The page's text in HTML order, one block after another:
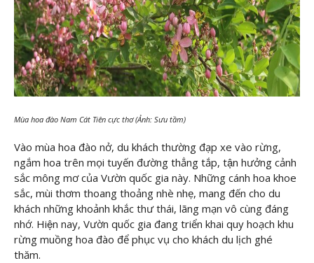
Mùa hoa đào Nam Cát Tiên cực thơ (Ảnh: Sưu tầm)
Vào mùa hoa đào nở, du khách thường đạp xe vào rừng,
ngắm hoa trên mọi tuyến đường thẳng tắp, tận hưởng cảnh
sắc mông mơ của Vườn quốc gia này. Những cánh hoa khoe
sắc, mùi thơm thoang thoảng nhè nhẹ, mang đến cho du
khách những khoảnh khắc thư thái, lãng mạn vô cùng đáng
nhớ. Hiện nay, Vườn quốc gia đang triển khai quy hoạch khu
rừng muồng hoa đào để phục vụ cho khách du lịch ghé
thăm.